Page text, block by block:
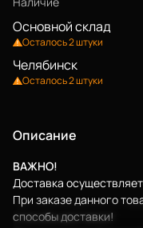
Основной склад
Осталось 2 штуки
Челябинск
Осталось 2 штуки
Описание
ВАЖНО!
Доставка
При заказе данного
способы доставки!
Еще
Войти